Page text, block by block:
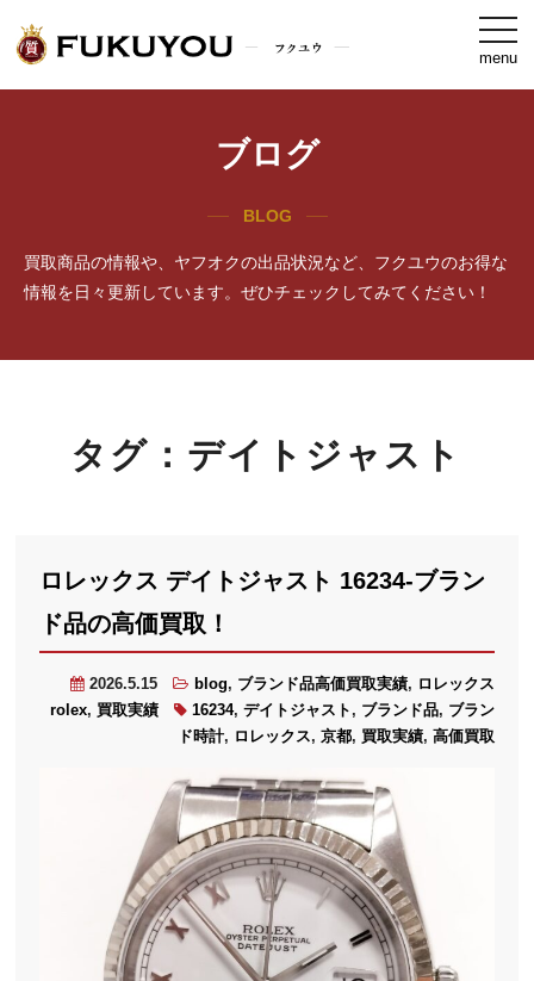
menu
ブログ
BLOG
買取商品の情報や、ヤフオクの出品状況など、フクユウのお得な
情報を日々更新しています。ぜひチェックしてみてください！
タグ：デイトジャスト
ロレックス デイトジャスト 16234-ブラン
ド品の高価買取！
2026.5.15 blog, ブランド品高価買取実績, ロレックス
rolex, 買取実績 16234, デイトジャスト , ブランド品, ブラン
ド時計, ロレックス, 京都, 買取実績, 高価買取